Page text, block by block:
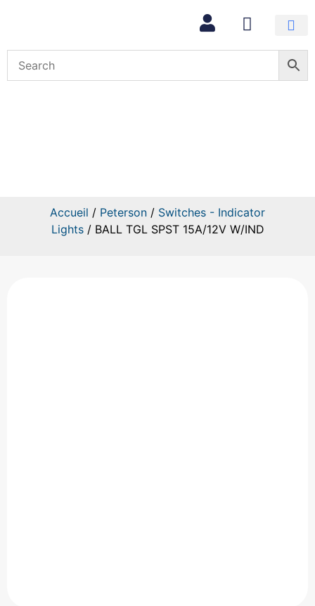
Accueil / Peterson / Switches - Indicator
Lights/ BALL TGL SPST 15A/12V W/IND